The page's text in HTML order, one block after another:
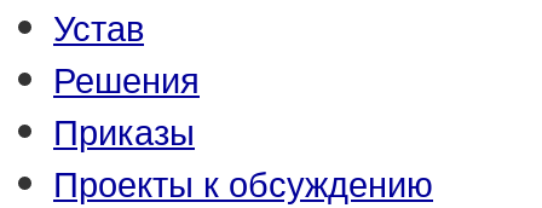
Устав
Решения
Приказы
Проекты к обсуждению